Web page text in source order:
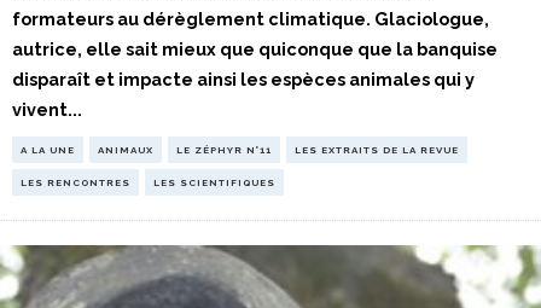
formateurs au dérèglement climatique. Glaciologue,
autrice, elle sait mieux que quiconque que la banquise
disparaît et impacte ainsi les espèces animales qui y
vivent...
A LA UNE ANIMAUX LE ZÉPHYR N°11 LES EXTRAITS DE LA REVUE
LES RENCONTRES LES SCIENTIFIQUES